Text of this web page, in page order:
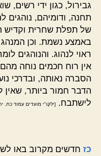
גבירול, כגון ידי רשים,
תחנה, ודומיהם, נוהגים
של תפלת שחרית וקדיש
באמצע נשמת. וכן
ראוי לנהוג. והנוהגים
אין רוח חכמים נוחה
הסברה נאותה, ובדרכי
הדבר חמור ביותר,
לישתבח.
[ילקו"י מועדים עמוד כח,
כז חדשים מקרוב באו